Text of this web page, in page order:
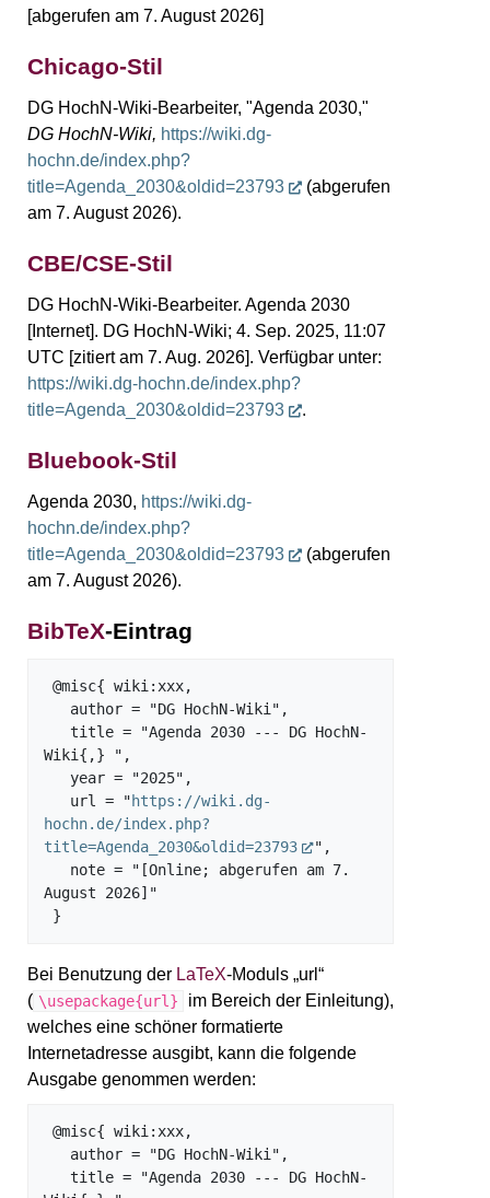
[abgerufen am 7. August 2026]
Chicago-Stil
DG HochN-Wiki-Bearbeiter, "Agenda 2030,"
DG HochN-Wiki, https://wiki.dg-
hochn.de/index.php?
title=Agenda_2030&oldid=23793
(abgerufen
am 7. August 2026).
CBE/CSE-Stil
DG HochN-Wiki-Bearbeiter. Agenda 2030
[Internet]. DG HochN-Wiki; 4. Sep. 2025, 11:07
UTC [zitiert am 7. Aug. 2026]. Verfügbar unter:
https://wiki.dg-hochn.de/index.php?
title=Agenda_2030&oldid=23793
.
Bluebook-Stil
Agenda 2030, https://wiki.dg-
hochn.de/index.php?
title=Agenda_2030&oldid=23793
(abgerufen
am 7. August 2026).
BibTeX-Eintrag
Wiki{,} ",
   url = "
https://wiki.dg-
hochn.de/index.php?
title=Agenda_2030&oldid=23793
",
August 2026]"
Bei Benutzung der LaTeX-Moduls „url“
( \usepackage{url}
im Bereich der Einleitung),
welches eine schöner formatierte
Internetadresse ausgibt, kann die folgende
Ausgabe genommen werden: